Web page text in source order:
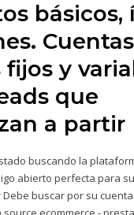
básicos,
fijos y
que
a partir
buscando la
abierto perfecta para
buscar por su